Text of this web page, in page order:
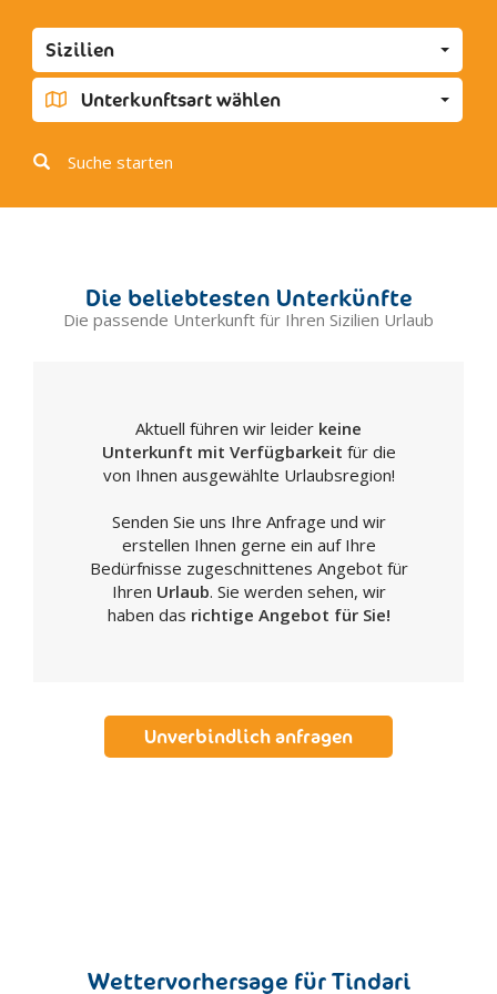
Favara
Grotte
Joppolo Giancaxio
Lampedusa
Licata
Lucca Sicula
Montevago
Raffadali
Realmonte
Sambuca di Sicilia
San Biagio Platani
Santa Margherita di Belice
Sant'Angelo Muxaro
Sizilien
Unterkunftsart wählen
Suche starten
Die beliebtesten Unterkünfte
Die passende Unterkunft für Ihren Sizilien Urlaub
Aktuell führen wir leider keine
Unterkunft mit Verfügbarkeit für die
von Ihnen ausgewählte Urlaubsregion!
Senden Sie uns Ihre Anfrage und wir
erstellen Ihnen gerne ein auf Ihre
Bedürfnisse zugeschnittenes Angebot für
Ihren Urlaub. Sie werden sehen, wir
haben das richtige Angebot für Sie!
Unverbindlich anfragen
Wettervorhersage für Tindari